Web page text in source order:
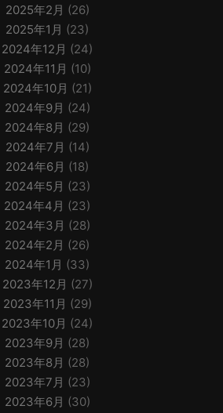
2025年2月 (26)
2025年1月 (23)
2024年12月 (24)
2024年11月 (10)
2024年10月 (21)
2024年9月 (24)
2024年8月 (29)
2024年7月 (14)
2024年6月 (18)
2024年5月 (23)
2024年4月 (23)
2024年3月 (28)
2024年2月 (26)
2024年1月 (33)
2023年12月 (27)
2023年11月 (29)
2023年10月 (24)
2023年9月 (28)
2023年8月 (28)
2023年7月 (23)
2023年6月 (30)